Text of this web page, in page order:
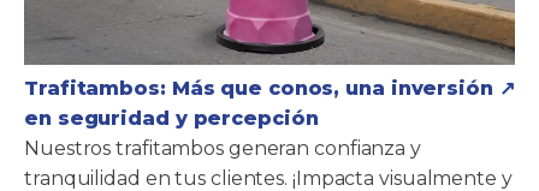
Trafitambos: Más que conos, una inversión
en seguridad y percepción
Nuestros trafitambos generan confianza y
tranquilidad en tus clientes. ¡Impacta visualmente y